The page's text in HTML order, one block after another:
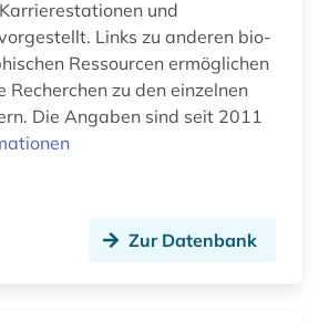
flüchtlingspolitik (1)
und
Links zu anderen bio-
Ressourcen ermöglichen
zu den einzelnen
2011
Zur Datenbank